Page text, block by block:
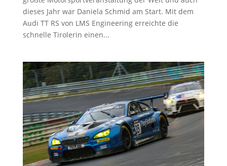
dieses Jahr war Daniela Schmid am Start. Mit dem
Audi TT RS von LMS Engineering erreichte die
schnelle Tirolerin einen...